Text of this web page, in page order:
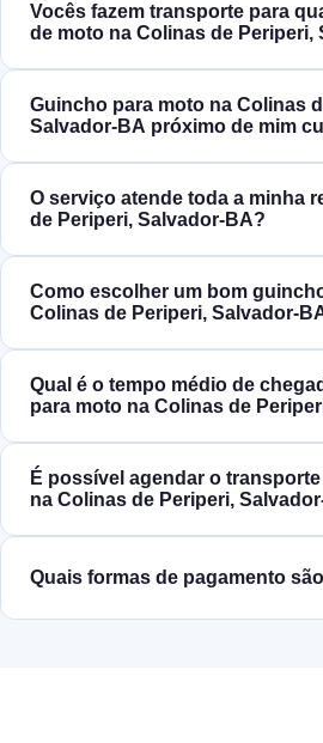
Vocês fazem transporte para
de moto na Colinas de Periperi,
Guincho para moto na Colinas
Salvador‑BA próximo de mim
O serviço atende toda a minha
de Periperi, Salvador‑BA?
Como escolher um bom
Colinas de Periperi,
Qual é o tempo médio de
para moto na Colinas de
É possível agendar o
na Colinas de Periperi,
Quais formas de pagamento